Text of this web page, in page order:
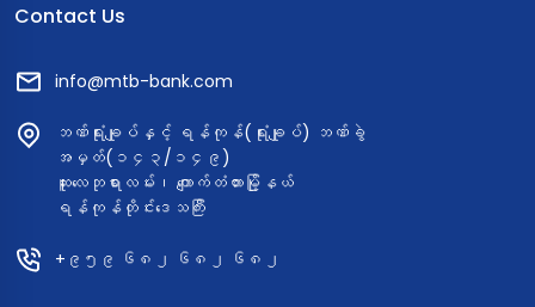
Contact Us
info@mtb-bank.com
ဘဏ်ရုံးချုပ်နှင့် ရန်ကုန်(ရုံးချုပ်) ဘဏ်ခွဲ
အမှတ်(၁၄၃/၁၄၉)
ဆူးလေဘုရားလမ်း၊ ကျောက်တံတားမြို့နယ်
ရန်ကုန်တိုင်းဒေသကြီး
+၉၅၉ ၆၈၂ ၆၈၂ ၆၈၂